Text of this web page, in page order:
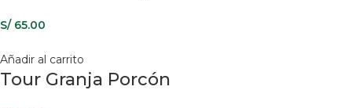
S/65.00
Añadir al carrito
Tour Granja Porcón